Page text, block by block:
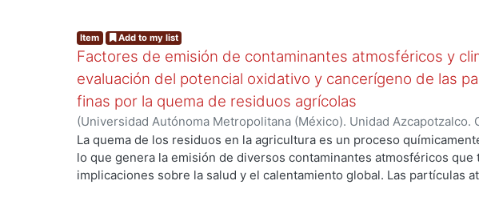
Item Add to my list
Factores de emisión de contaminantes atmosféricos y
evaluación del potencial oxidativo y cancerígeno de las
finas por la quema de residuos agrícolas
(Universidad Autónoma Metropolitana (México). Unidad Azcapotzalco.
de Servicios de Información.,2017)SANTIAGO DE LA ROSA, NAXIELI
La quema de los residuos en la agricultura es un proceso
lo que genera la emisión de diversos contaminantes atmosféricos que
implicaciones sobre la salud y el calentamiento global. Las partículas